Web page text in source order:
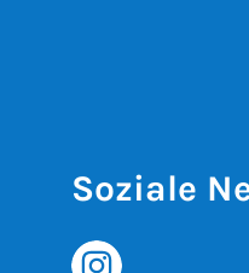
Soziale